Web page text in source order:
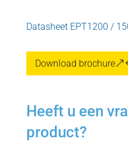
Datasheet EPT1200 /
Download brochure
Heeft u een
product?